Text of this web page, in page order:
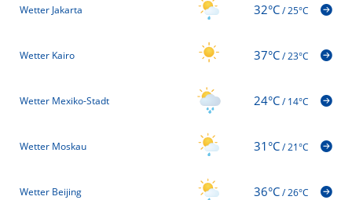
Wetter Jakarta 32°C/25°C
Wetter Kairo 37°C/23°C
Wetter Mexiko-Stadt 24°C/14°C
Wetter Moskau 31°C/21°C
Wetter Beijing 36°C/26°C